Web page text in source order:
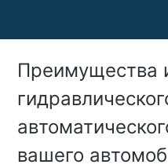
Преимущества
вашего